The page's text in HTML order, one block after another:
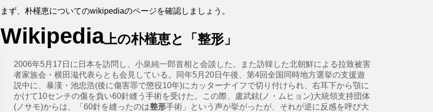
まず、朴槿恵についてのwikipediaのページを確認しましょう。
Wikipedia上の朴槿恵と「整形」
2006年5月17日に日本を訪問し、小泉純一郎首相と会談した。また訪韓した北朝鮮による拉致被害
者家族会・横田滋代表らとも会見している。同年5月20日午後、第4回全国同時地方選挙の支援遊
説中に、暴漢・池忠浩(後に傷害罪で懲役10年)にカッターナイフで切り付けられ、右耳下から顎に
かけて10センチの傷を負い60針縫う手術を受けた。この際、盧武鉉(ノ・ムヒョン)大統領支持団体
(ノサモ)からは、「60針を縫ったのは整形手術」という声が挙がったが、それが逆に反感を呼び大